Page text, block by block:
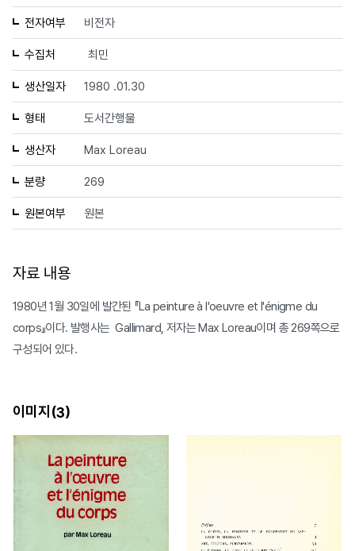
전자여부 비전자
수집처 최민
생산일자 1980 .01.30
형태 도서간행물
생산자 Max Loreau
분량 269
원본여부 원본
자료 내용
1980년 1월 30일에 발간된 『La peinture à l'oeuvre et l'énigme du
corps』이다. 발행사는 Gallimard, 저자는 Max Loreau이며 총 269쪽으로
구성되어 있다.
이미지(3)